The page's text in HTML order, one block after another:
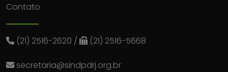
Contato
(21) 2516-2620 / (21) 2516-5668
secretaria@sindpdrj.org.br